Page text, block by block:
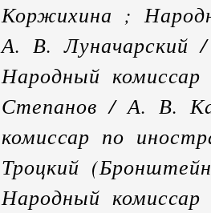
Коржихина ;
А. В.
Народный
Степанов / А. В.
комиссар по
Троцкий
Народный